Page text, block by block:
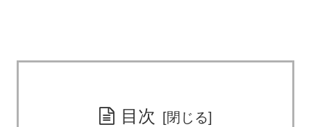
目次